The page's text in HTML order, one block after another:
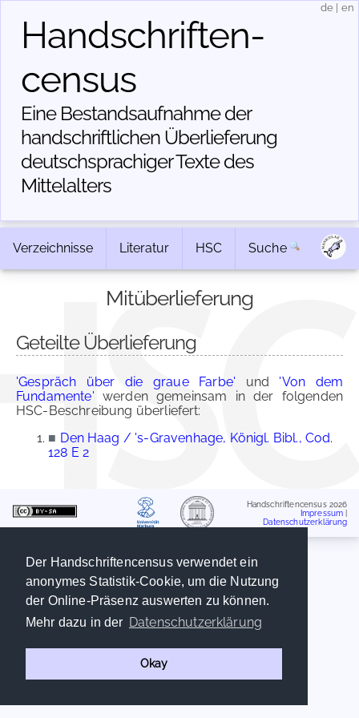
Der Handschriftencensus verwendet ein
anonymes Statistik-Cookie, um die Nutzung
der Online-Präsenz auswerten zu können.
Mehr dazu in der Datenschutzerklärung
Okay
Handschriften­
census
Eine Bestandsaufnahme der
handschriftlichen Über­lieferung
deutschsprachiger Texte des
Mittelalters
de en
Verzeichnisse Literatur HSC Suche
Mitüberlieferung
Geteilte Überlieferung
'Gespräch über die graue Farbe' und 'Von dem
Fundamente' werden gemeinsam in der folgenden
HSC-Beschreibung überliefert:
■ Den Haag / 's-Gravenhage, Königl. Bibl., Cod.
128 E 2
Handschriftencensus 2026
Impressum
Datenschutzerklärung